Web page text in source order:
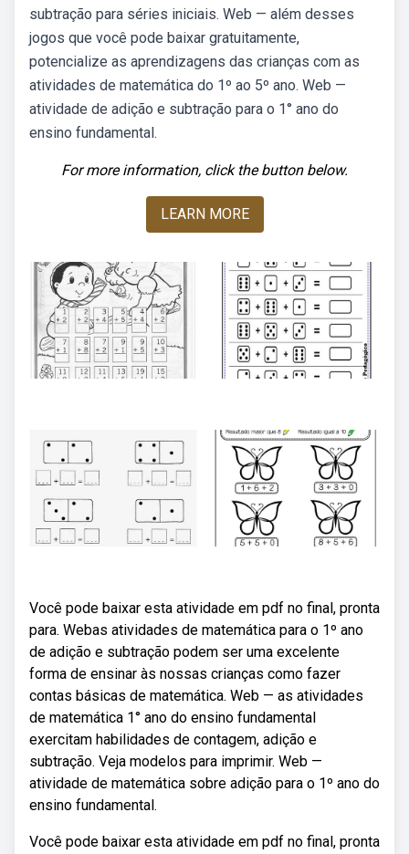
subtração para séries iniciais. Web — além desses
jogos que você pode baixar gratuitamente,
potencialize as aprendizagens das crianças com as
atividades de matemática do 1º ao 5º ano. Web —
atividade de adição e subtração para o 1° ano do
ensino fundamental.
For more information, click the button below.
LEARN MORE
Você pode baixar esta atividade em pdf no final, pronta
para. Webas atividades de matemática para o 1º ano
de adição e subtração podem ser uma excelente
forma de ensinar às nossas crianças como fazer
contas básicas de matemática. Web — as atividades
de matemática 1° ano do ensino fundamental
exercitam habilidades de contagem, adição e
subtração. Veja modelos para imprimir. Web —
atividade de matemática sobre adição para o 1º ano do
ensino fundamental.
Você pode baixar esta atividade em pdf no final, pronta